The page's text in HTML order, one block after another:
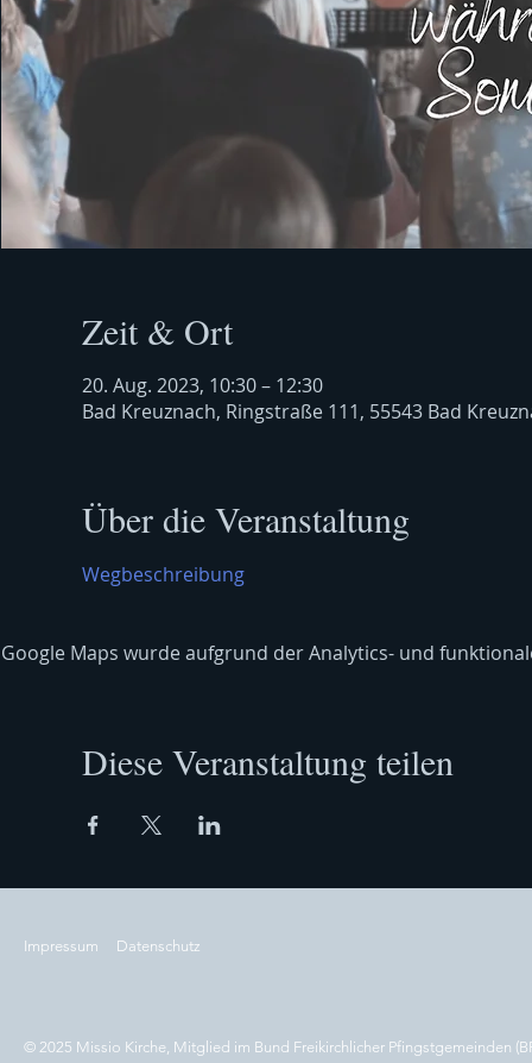
Zeit & Ort
20. Aug. 2023, 10:30 – 12:30
Bad Kreuznach, Ringstraße 111, 55543 Bad
Über die Veranstaltung
Wegbeschreibung
Google Maps wurde aufgrund der Analytics- und
Diese Veranstaltung teilen
Impressum Datenschutz
© 2025 Missio Kirche, Mitglied im Bund Freikirchlicher Pfingstgemeinden